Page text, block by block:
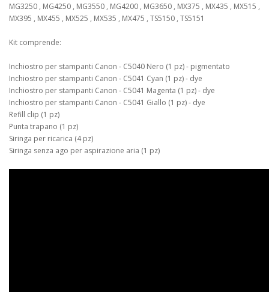
MG3250 , MG4250 , MG3550 , MG4200 , MG3650 , MX375 , MX435 , MX515 ,
MX395 , MX455 , MX525 , MX535 , MX475 , TS5150 , TS5151
Kit comprende:
Inchiostro per stampanti Canon - C5040 Nero (1 pz) - pigmentato
Inchiostro per stampanti Canon - C5041 Cyan (1 pz) - dye
Inchiostro per stampanti Canon - C5041 Magenta (1 pz) - dye
Inchiostro per stampanti Canon - C5041 Giallo (1 pz) - dye
Refill clip (1 pz)
Punta trapano (1 pz)
Siringa per ricarica (4 pz)
Siringa senza ago per aspirazione aria (1 pz)